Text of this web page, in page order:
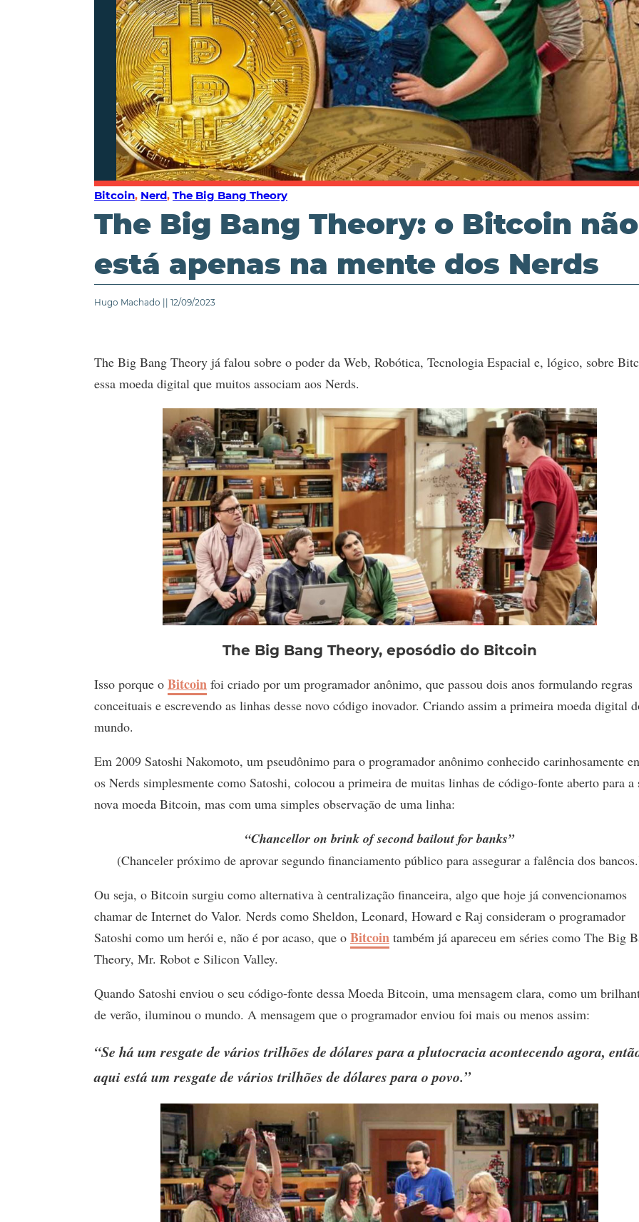
Bitcoin, Nerd, The Big Bang Theory
The Big Bang Theory: o Bitcoin não
está apenas na mente dos Nerds
Hugo Machado || 12/09/2023
The Big Bang Theory já falou sobre o poder da Web, Robótica, Tecnologia Espacial e, lógico, sobre
essa moeda digital que muitos associam aos Nerds.
The Big Bang Theory, eposódio do Bitcoin
Isso porque o Bitcoin foi criado por um programador anônimo, que passou dois anos formulando regras
conceituais e escrevendo as linhas desse novo código inovador. Criando assim a primeira moeda digital
mundo.
Em 2009 Satoshi Nakomoto, um pseudônimo para o programador anônimo conhecido carinhosamente
os Nerds simplesmente como Satoshi, colocou a primeira de muitas linhas de código-fonte aberto para a
nova moeda Bitcoin, mas com uma simples observação de uma linha:
“Chancellor on brink of second bailout for banks”
(Chanceler próximo de aprovar segundo financiamento público para assegurar a falência dos
Ou seja, o Bitcoin surgiu como alternativa à centralização financeira, algo que hoje já convencionamos
chamar de Internet do Valor. Nerds como Sheldon, Leonard, Howard e Raj consideram o programador
Satoshi como um herói e, não é por acaso, que o Bitcoin também já apareceu em séries como The Big
Theory, Mr. Robot e Silicon Valley.
Quando Satoshi enviou o seu código-fonte dessa Moeda Bitcoin, uma mensagem clara, como um
de verão, iluminou o mundo. A mensagem que o programador enviou foi mais ou menos assim:
“Se há um resgate de vários trilhões de dólares para a plutocracia acontecendo agora,
aqui está um resgate de vários trilhões de dólares para o povo.”